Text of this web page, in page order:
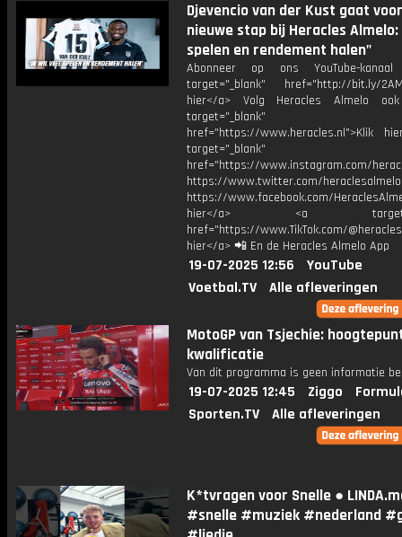
Djevencio van der Kust gaat voor
nieuwe stap bij Heracles Almelo:
spelen en rendement halen"
Abonneer op ons YouTube-
target="_blank" href="http://bit.ly/
hier</a> Volg Heracles Almelo
target="_blank"
href="https://www.heracles.nl">Klik
target="_blank"
href="https://www.instagram.com/
https://www.twitter.com/heraclesalmelo
https://www.facebook.com/
hier</a> <a
href="https://www.TikTok.com/
hier</a> 📲 En de Heracles Almelo App
19-07-2025 12:56
YouTube
Voetbal.TV
Alle afleveringen
MotoGP van Tsjechie:
kwalificatie
Van dit programma is geen informatie
19-07-2025 12:45 Ziggo
Sporten.TV
Alle afleveringen
K*tvragen voor Snelle ●
#snelle #muziek #nederland